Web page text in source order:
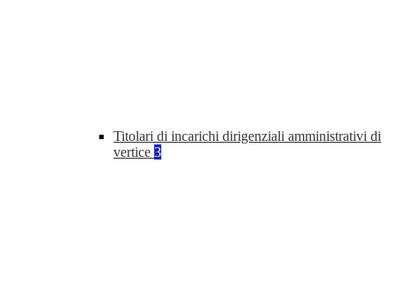
Titolari di incarichi dirigenziali amministrativi di
vertice 3